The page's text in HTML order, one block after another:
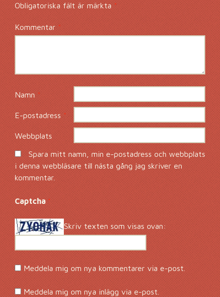
Obligatoriska fält är märkta *
Kommentar*
Namn*
E-postadress*
Webbplats
Spara mitt namn, min e-postadress och webbplats
i denna webbläsare till nästa gång jag skriver en
kommentar.
Captcha*
Skriv texten som visas ovan:
Meddela mig om nya kommentarer via e-post.
Meddela mig om nya inlägg via e-post.